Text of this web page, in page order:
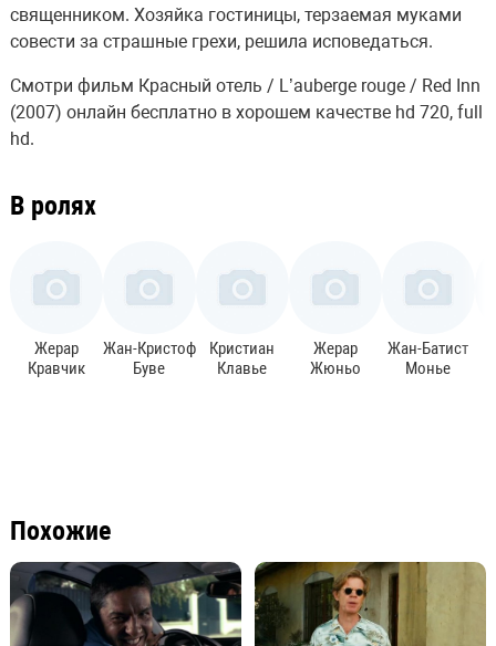
священником. Хозяйка гостиницы, терзаемая муками
совести за страшные грехи, решила исповедаться.
Смотри фильм Красный отель / L’auberge rouge / Red Inn
(2007) онлайн бесплатно в хорошем качестве hd 720, full
hd.
В ролях
Жерар
Кравчик
Жан-Кристоф
Буве
Кристиан
Клавье
Жерар
Жюньо
Жан-Батист
Монье
Похожие